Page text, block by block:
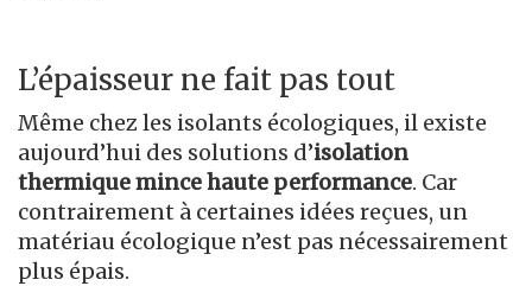
L’épaisseur ne fait pas tout
Même chez les isolants écologiques, il existe
aujourd’hui des solutions d’isolation
thermique mince haute performance. Car
contrairement à certaines idées reçues, un
matériau écologique n’est pas nécessairement
plus épais.